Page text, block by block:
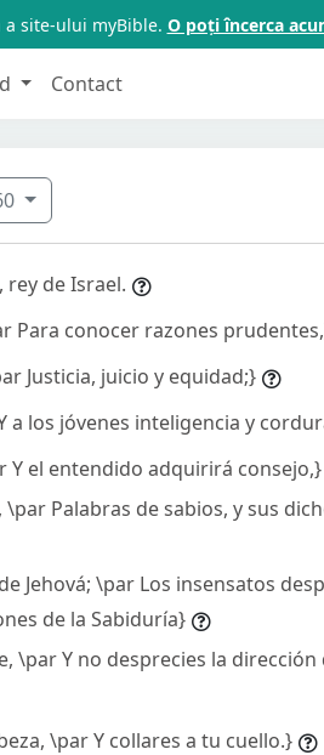
site-ului myBible. O poți încerca
Contact
rey de Israel.
Para conocer razones
Justicia, juicio y equidad;}
a los jóvenes inteligencia y
Y el entendido adquirirá consejo,}
Palabras de sabios, y sus
Jehová; \par Los insensatos
de la Sabiduría}
\par Y no desprecies la
\par Y collares a tu cuello.}